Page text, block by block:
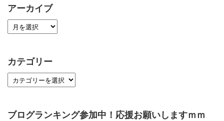
アーカイブ
カテゴリー
ブログランキング参加中！応援お願いしますｍｍ